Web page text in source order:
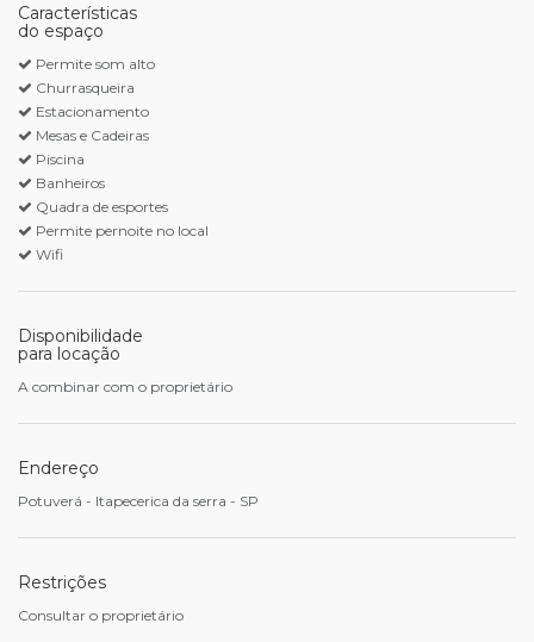
Características
do espaço
Permite som alto
Churrasqueira
Estacionamento
Mesas e Cadeiras
Piscina
Banheiros
Quadra de esportes
Permite pernoite no local
Wifi
Disponibilidade
para locação
A combinar com o proprietário
Endereço
Potuverá - Itapecerica da serra - SP
Restrições
Consultar o proprietário